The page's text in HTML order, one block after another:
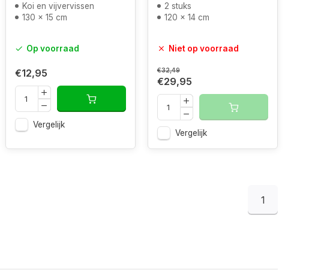
Koi en vijvervissen
130 x 15 cm
Op voorraad
€12,95
Vergelijk
2 stuks
120 x 14 cm
Niet op voorraad
€32,49
€29,95
Vergelijk
1